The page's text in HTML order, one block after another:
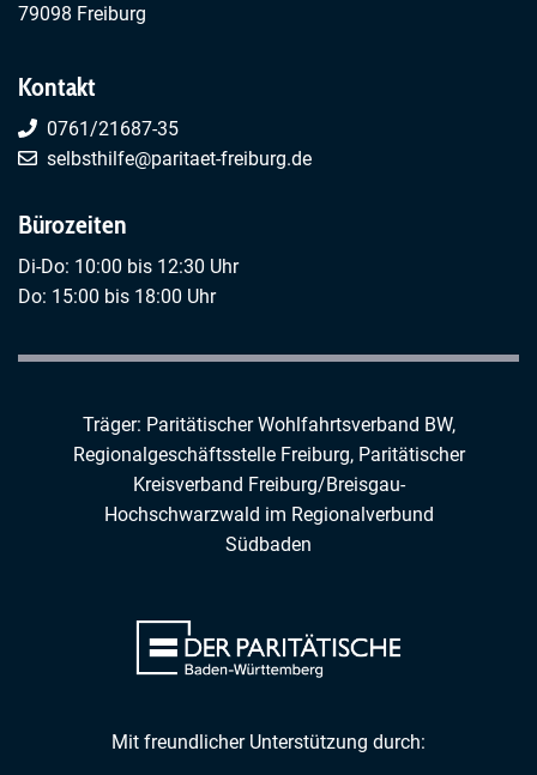
79098 Freiburg
Kontakt
0761/21687-35
selbsthilfe@paritaet-freiburg.de
Bürozeiten
Di-Do: 10:00 bis 12:30 Uhr
Do: 15:00 bis 18:00 Uhr
Träger: Paritätischer Wohlfahrtsverband BW,
Regionalgeschäftsstelle Freiburg, Paritätischer
Kreisverband Freiburg/Breisgau-
Hochschwarzwald im Regionalverbund
Südbaden
Mit freundlicher Unterstützung durch: